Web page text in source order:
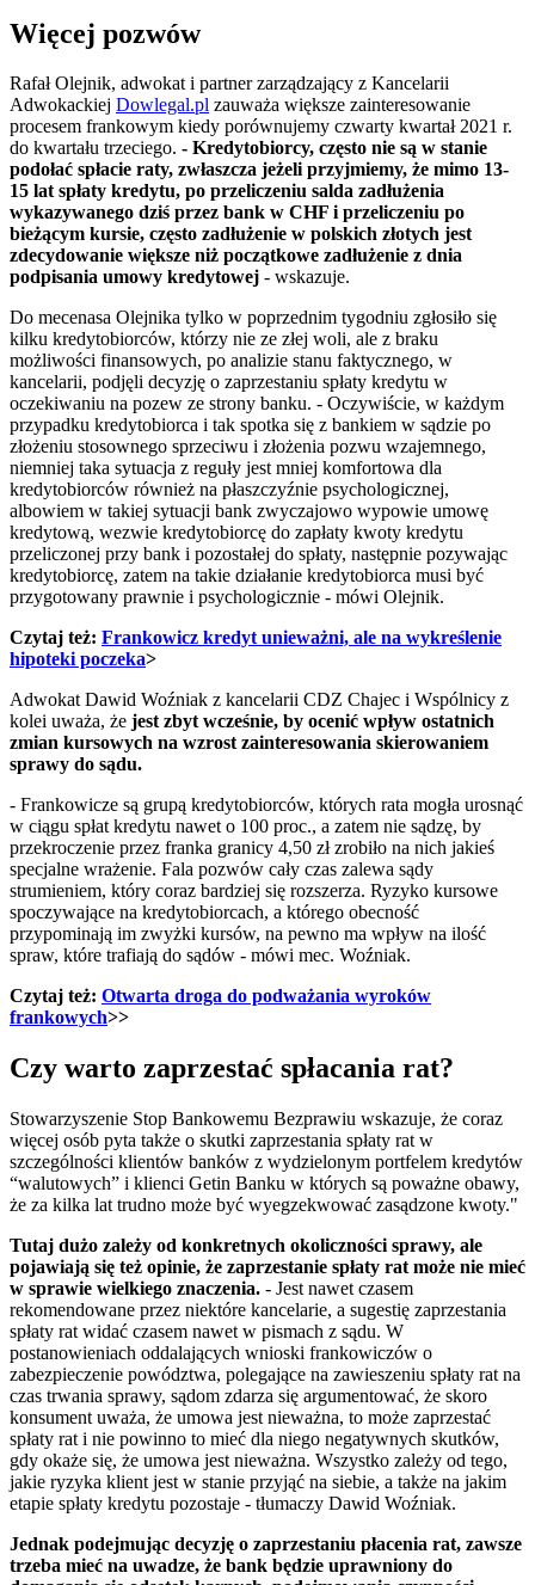
Więcej pozwów
Rafał Olejnik, adwokat i partner zarządzający z Kancelarii
Adwokackiej Dowlegal.pl zauważa większe zainteresowanie
procesem frankowym kiedy porównujemy czwarty kwartał 2021 r.
do kwartału trzeciego. - Kredytobiorcy, często nie są w stanie
podołać spłacie raty, zwłaszcza jeżeli przyjmiemy, że mimo 13-
15 lat spłaty kredytu, po przeliczeniu salda zadłużenia
wykazywanego dziś przez bank w CHF i przeliczeniu po
bieżącym kursie, często zadłużenie w polskich złotych jest
zdecydowanie większe niż początkowe zadłużenie z dnia
podpisania umowy kredytowej - wskazuje.
Do mecenasa Olejnika tylko w poprzednim tygodniu zgłosiło się
kilku kredytobiorców, którzy nie ze złej woli, ale z braku
możliwości finansowych, po analizie stanu faktycznego, w
kancelarii, podjęli decyzję o zaprzestaniu spłaty kredytu w
oczekiwaniu na pozew ze strony banku. - Oczywiście, w każdym
przypadku kredytobiorca i tak spotka się z bankiem w sądzie po
złożeniu stosownego sprzeciwu i złożenia pozwu wzajemnego,
niemniej taka sytuacja z reguły jest mniej komfortowa dla
kredytobiorców również na płaszczyźnie psychologicznej,
albowiem w takiej sytuacji bank zwyczajowo wypowie umowę
kredytową, wezwie kredytobiorcę do zapłaty kwoty kredytu
przeliczonej przy bank i pozostałej do spłaty, następnie pozywając
kredytobiorcę, zatem na takie działanie kredytobiorca musi być
przygotowany prawnie i psychologicznie - mówi Olejnik.
Czytaj też: Frankowicz kredyt unieważni, ale na wykreślenie
hipoteki poczeka>
Adwokat Dawid Woźniak z kancelarii CDZ Chajec i Wspólnicy z
kolei uważa, że jest zbyt wcześnie, by ocenić wpływ ostatnich
zmian kursowych na wzrost zainteresowania skierowaniem
sprawy do sądu.
- Frankowicze są grupą kredytobiorców, których rata mogła urosnąć
w ciągu spłat kredytu nawet o 100 proc., a zatem nie sądzę, by
przekroczenie przez franka granicy 4,50 zł zrobiło na nich jakieś
specjalne wrażenie. Fala pozwów cały czas zalewa sądy
strumieniem, który coraz bardziej się rozszerza. Ryzyko kursowe
spoczywające na kredytobiorcach, a którego obecność
przypominają im zwyżki kursów, na pewno ma wpływ na ilość
spraw, które trafiają do sądów - mówi mec. Woźniak.
Czytaj też: Otwarta droga do podważania wyroków
frankowych>>
Czy warto zaprzestać spłacania rat?
Stowarzyszenie Stop Bankowemu Bezprawiu wskazuje, że coraz
więcej osób pyta także o skutki zaprzestania spłaty rat w
szczególności klientów banków z wydzielonym portfelem kredytów
“walutowych” i klienci Getin Banku w których są poważne obawy,
że za kilka lat trudno może być wyegzekwować zasądzone kwoty."
Tutaj dużo zależy od konkretnych okoliczności sprawy, ale
pojawiają się też opinie, że zaprzestanie spłaty rat może nie mieć
w sprawie wielkiego znaczenia. - Jest nawet czasem
rekomendowane przez niektóre kancelarie, a sugestię zaprzestania
spłaty rat widać czasem nawet w pismach z sądu. W
postanowieniach oddalających wnioski frankowiczów o
zabezpieczenie powództwa, polegające na zawieszeniu spłaty rat na
czas trwania sprawy, sądom zdarza się argumentować, że skoro
konsument uważa, że umowa jest nieważna, to może zaprzestać
spłaty rat i nie powinno to mieć dla niego negatywnych skutków,
gdy okaże się, że umowa jest nieważna. Wszystko zależy od tego,
jakie ryzyka klient jest w stanie przyjąć na siebie, a także na jakim
etapie spłaty kredytu pozostaje - tłumaczy Dawid Woźniak.
Jednak podejmując decyzję o zaprzestaniu płacenia rat, zawsze
trzeba mieć na uwadze, że bank będzie uprawniony do